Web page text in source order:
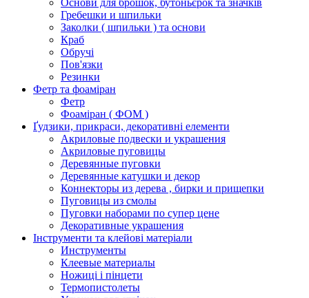
Основи для брошок, бутоньєрок та значків
Гребешки и шпильки
Заколки ( шпильки ) та основи
Краб
Обручі
Пов'язки
Резинки
Фетр та фоаміран
Фетр
Фоаміран ( ФОМ )
Ґудзики, прикраси, декоративні елементи
Акриловые подвески и украшения
Акриловые пуговицы
Деревянные пуговки
Деревянные катушки и декор
Коннекторы из дерева , бирки и прищепки
Пуговицы из смолы
Пуговки наборами по супер цене
Декоративные украшения
Інструменти та клейові матеріали
Инструменты
Клеевые материалы
Ножиці і пінцети
Термопистолеты